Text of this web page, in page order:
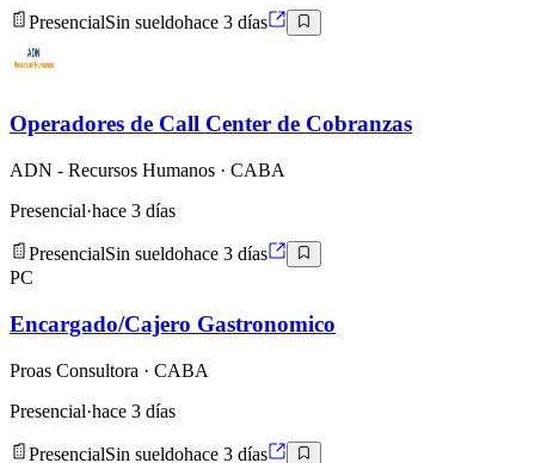
PresencialSin sueldohace 3 días
Operadores de Call Center de Cobranzas
ADN - Recursos Humanos · CABA
Presencial·hace 3 días
PresencialSin sueldohace 3 días
PC
Encargado/Cajero Gastronomico
Proas Consultora · CABA
Presencial·hace 3 días
PresencialSin sueldohace 3 días